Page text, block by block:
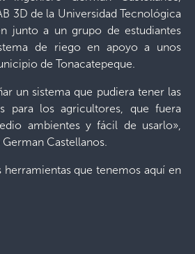
3D de la Universidad Tecnológica
junto a un grupo de estudiantes
de riego en apoyo a unos
de Tonacatepeque.
un sistema que pudiera tener las
para los agricultores, que fuera
ambientes y fácil de usarlo»,
Castellanos.
herramientas que tenemos aquí en